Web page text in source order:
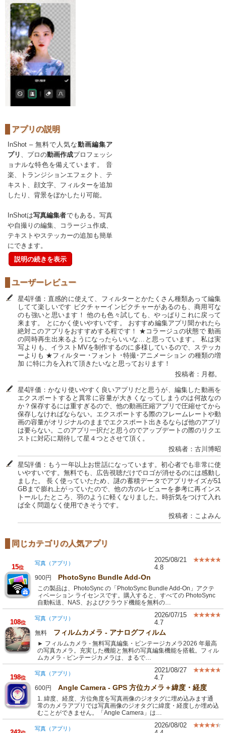
アプリの説明
InShot – 無料で人気な動画編集ア
プリ 、プロの動画作成プロフェッシ
ョナルな特色を備えています。 音
楽、トランジションエフェクト、テ
キスト、顔文字、フィルターを追加
したり、背景をぼかしたり可能。
InShotは写真編集者でもある。写真
や自撮りの編集、コラージュ作成、
テキストやステッカーの追加も簡単
にできます。
説明の続きを表示
ユーザーレビュー
星4評価：直感的に使えて、フィルターとかたくさん種類あって編集
してて楽しいです ピクチャーインピクチャーがあるのも、商用可な
のも強いと思います！ 他のも色々試しても、やっぱりこれに戻って
来ます。 とにかく使いやすいです。 おすすめ編集アプリ聞かれたら
絶対このアプリをおすすめする程です！ ★コラージュの状態で 動画
の同時再生出来るようになったらいいな…と思っています。 私は実
写よりも、イラストMVを制作するのに多様しているので、ステッカ
ーよりも ★フィルター ･フォント ･特撮･アニメーション の種類の増
加 に特に力を入れて頂きたいなと思っております！
投稿者：月都。
星4評価：かなり使いやすく良いアプリだと思うが、編集した動画を
エクスポートすると異常に容量が大きくなってしまうのは何故なの
か？保存するには重すぎるので、他の動画圧縮アプリで圧縮せてから
保存しなければならない。エクスポートする際のフレームレートや動
画の容量がオリジナルのままでエクスポート出きるならば他のアプリ
は要らない。このアプリ一択だと思うのでアップデートの際のリクエ
ストに対応に期待して星４つとさせて頂く。
投稿者：古川博昭
星5評価：もう一年以上お世話になっています。初心者でも非常に使
いやすいです。無料でも、広告視聴だけでロゴが消せるのには感動し
ました。 長く使っていたため、謎の蓄積データでアプリサイズが51
GBまで膨れ上がっていたので、他の方のレビューを参考に再インス
トールしたところ、羽のように軽くなりました。時折気をつけて入れ
ば全く問題なく使用できそうです。
投稿者：こよみん
同じカテゴリの人気アプリ
15位
写真（アプリ）
2025/08/21
4.8
900円 PhotoSync Bundle Add-On
この製品は、PhotoSync の「PhotoSync Bundle Add-On」アクテ
ィベーション ライセンスです。購入すると、すべての PhotoSync
自動転送、NAS、およびクラウド機能を無料の…
108位
写真（アプリ）
2026/07/15
4.7
無料 フィルムカメラ - アナログフィルム
► フィルムカメラ - 無料写真編集・ビンテージカメラ2026 年最高
の写真カメラ。充実した機能と無料の写真編集機能を搭載。フィル
ムカメラ - ビンテージカメラは、まるで…
198位
写真（アプリ）
2021/08/27
4.7
600円 Angle Camera - GPS 方位カメラ＋緯度・経度
1. 緯度、経度、方位角度を写真画像のジオタグに埋め込みます通
常のカメラアプリでは写真画像のジオタグに緯度・経度しか埋め込
むことができません。「Angle Camera」は…
写真（アプリ）
2026/08/02